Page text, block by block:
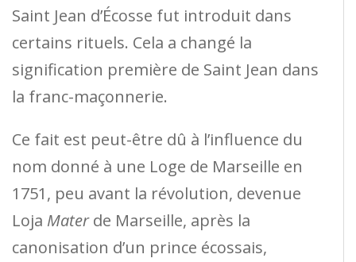
Saint Jean d’Écosse fut introduit dans
certains rituels. Cela a changé la
signification première de Saint Jean dans
la franc-maçonnerie.
Ce fait est peut-être dû à l’influence du
nom donné à une Loge de Marseille en
1751, peu avant la révolution, devenue
Loja Materde Marseille, après la
canonisation d’un prince écossais,